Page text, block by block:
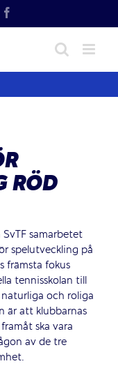
RÖD
samarbetet
spelutveckling på
främsta fokus
tennisskolan till
och roliga
är att klubbarnas
ska vara
av de tre